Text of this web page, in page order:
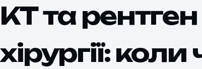
КТ та
хірургії: